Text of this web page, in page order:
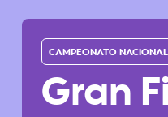
CAMPEONATO
Gran